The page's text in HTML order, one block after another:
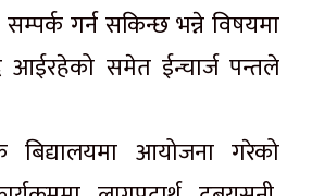
गर्न सकिन्छ भन्ने विषयमा
आईरहेको समेत ईन्चार्ज पन्तले
बिद्यालयमा आयोजना गरेको